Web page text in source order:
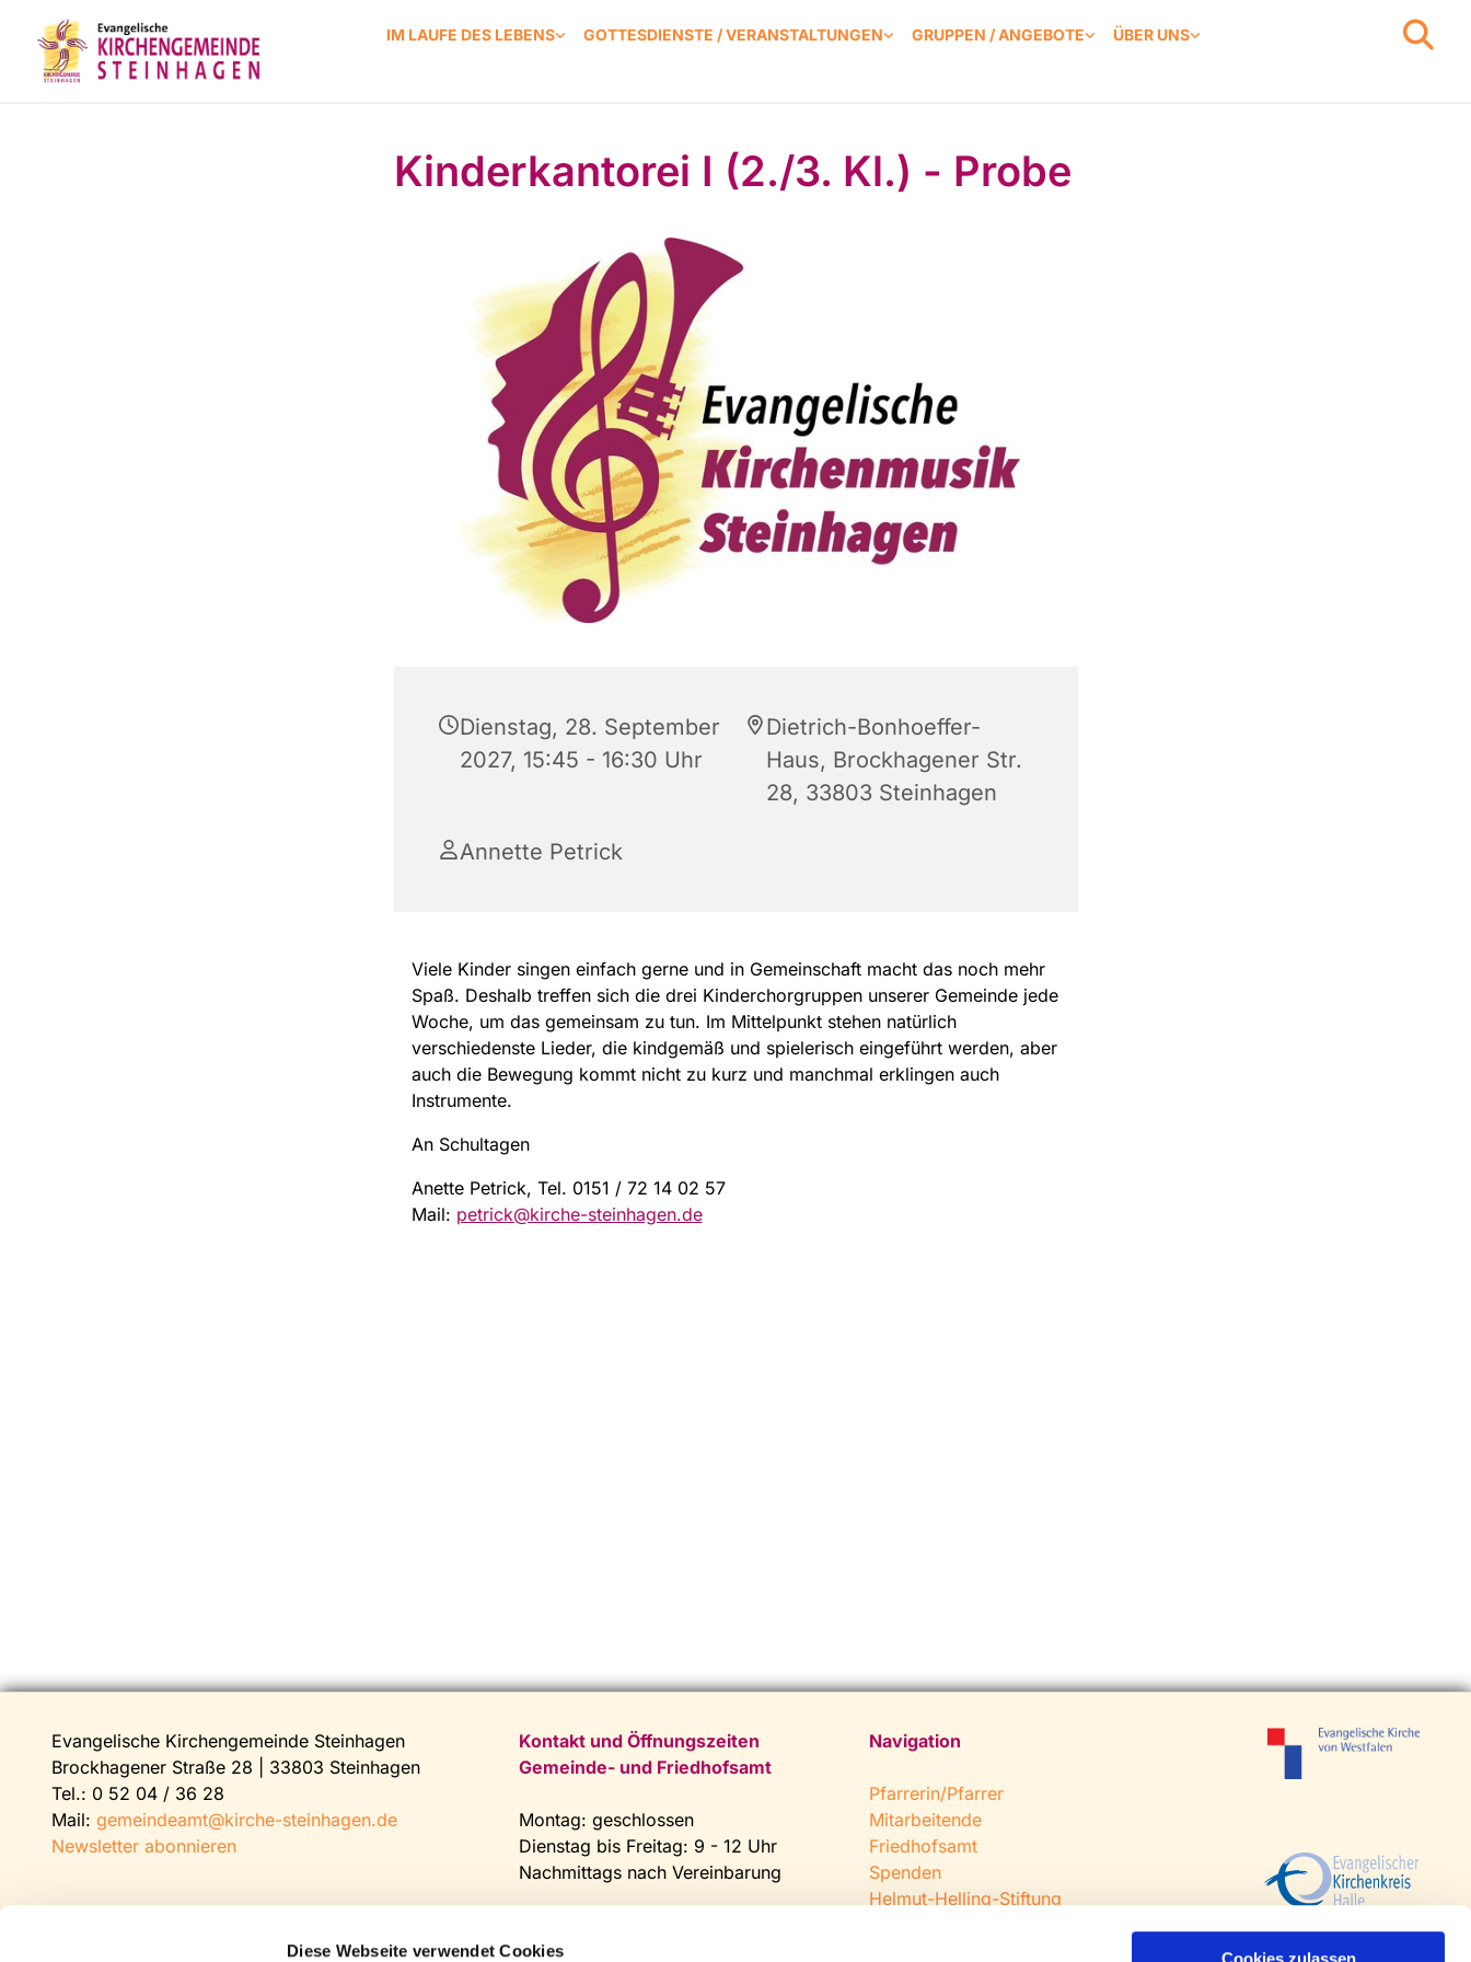
Diese Webseite verwendet Cookies
IM LAUFE DES LEBENS GOTTESDIENSTE / VERANSTALTUNGEN GRUPPEN / ANGEBOTE ÜBER UNS
Kinderkantorei I (2./3. Kl.) - Probe
Dienstag, 28. September
2027, 15:45 - 16:30 Uhr
Dietrich-Bonhoeffer-
Haus, Brockhagener Str.
28, 33803 Steinhagen
Annette Petrick
Viele Kinder singen einfach gerne und in Gemeinschaft macht das noch mehr
Spaß. Deshalb treffen sich die drei Kinderchorgruppen unserer Gemeinde jede
Woche, um das gemeinsam zu tun. Im Mittelpunkt stehen natürlich
verschiedenste Lieder, die kindgemäß und spielerisch eingeführt werden, aber
auch die Bewegung kommt nicht zu kurz und manchmal erklingen auch
Instrumente.
An Schultagen
Anette Petrick, Tel. 0151 / 72 14 02 57
Mail: petrick@kirche-steinhagen.de
Evangelische Kirchengemeinde Steinhagen
Brockhagener Straße 28 | 33803 Steinhagen
Tel.: 0 52 04 / 36 28
Mail: gemeindeamt@kirche-steinhagen.de
Newsletter abonnieren
Kontakt und Öffnungszeiten
Gemeinde- und Friedhofsamt
Montag: geschlossen
Dienstag bis Freitag: 9 - 12 Uhr
Nachmittags nach Vereinbarung
Fax: 0 52 04 / 25 65
Navigation
Pfarrerin/Pfarrer
Mitarbeitende
Friedhofsamt
Spenden
Helmut-Helling-Stiftung